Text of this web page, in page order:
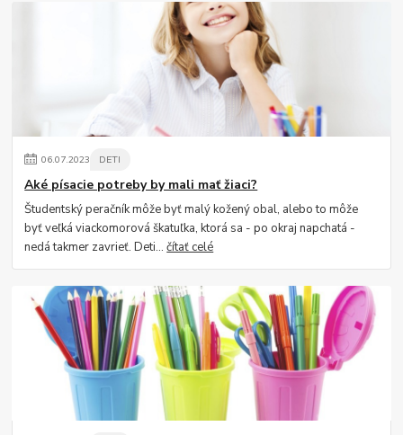
06.07.2023 DETI
Aké písacie potreby by mali mať žiaci?
Študentský peračník môže byť malý kožený obal, alebo to môže
byť veľká viackomorová škatuľka, ktorá sa - po okraj napchatá -
nedá takmer zavrieť. Deti...čítať celé